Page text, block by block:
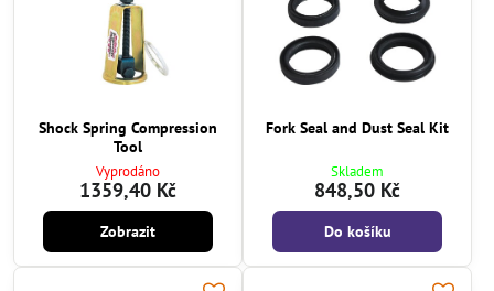
Shock Spring Compression
Tool
Vyprodáno
1359,40 Kč
Zobrazit
Fork Seal and Dust Seal Kit
Skladem
848,50 Kč
Do košíku